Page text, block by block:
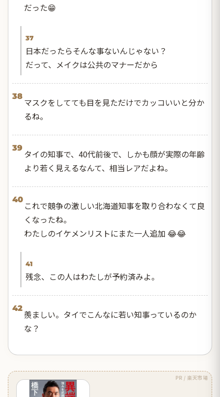
だった😁
37
日本だったらそんな事ないんじゃない？
だって、メイクは公共のマナーだから
38
マスクをしてても目を見ただけでカッコいいと分か
るね。
39
タイの知事で、40代前後で、しかも顔が実際の年齢
より若く見えるなんて、相当レアだよね。
40
これで競争の激しい北海道知事を取り合わなくて良
くなったね。
わたしのイケメンリストにまた一人追加 😂😂
41
残念、この人はわたしが予約済みよ。
42
羨ましい。タイでこんなに若い知事っているのか
な？
PR / 楽天市場